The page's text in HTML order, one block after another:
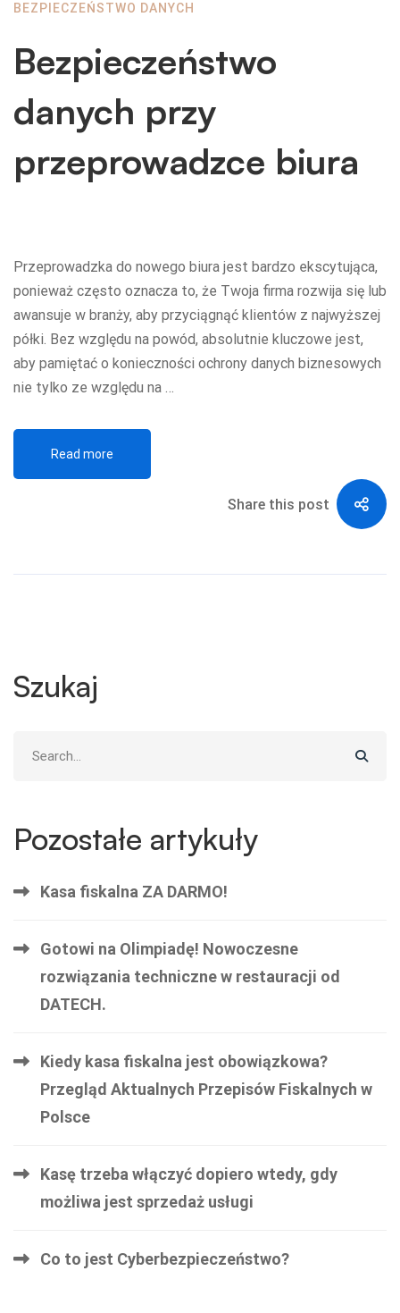
BEZPIECZEŃSTWO DANYCH
Bezpieczeństwo
danych przy
przeprowadzce biura
Przeprowadzka do nowego biura jest bardzo ekscytująca,
ponieważ często oznacza to, że Twoja firma rozwija się lub
awansuje w branży, aby przyciągnąć klientów z najwyższej
półki. Bez względu na powód, absolutnie kluczowe jest,
aby pamiętać o konieczności ochrony danych biznesowych
nie tylko ze względu na …
Read more
Share this post
Szukaj
Pozostałe artykuły
Kasa fiskalna ZA DARMO!
Gotowi na Olimpiadę! Nowoczesne
rozwiązania techniczne w restauracji od
DATECH.
Kiedy kasa fiskalna jest obowiązkowa?
Przegląd Aktualnych Przepisów Fiskalnych w
Polsce
Kasę trzeba włączyć dopiero wtedy, gdy
możliwa jest sprzedaż usługi
Co to jest Cyberbezpieczeństwo?